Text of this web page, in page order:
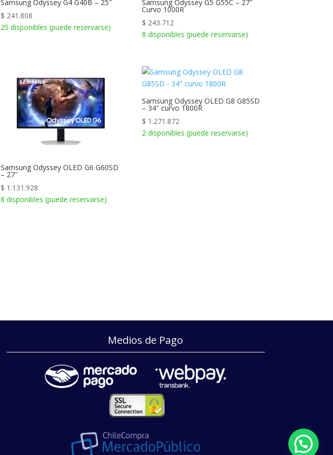
Samsung Odyssey G4 G40B – 25″
$ 241.808
25 disponibles (puede reservarse)
Samsung Odyssey G5 G55C – 27″
Curvo 1000R
$ 243.712
8 disponibles (puede reservarse)
Samsung Odyssey OLED G6 G60SD
– 27″
$ 1.131.928
8 disponibles (puede reservarse)
Samsung Odyssey OLED G8 G85SD
– 34″ curvo 1800R
$ 1.271.872
2 disponibles (puede reservarse)
Medios de Pago